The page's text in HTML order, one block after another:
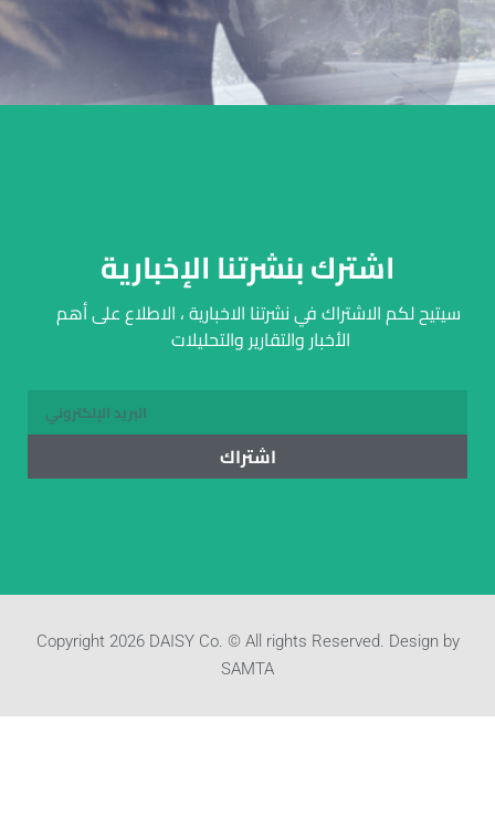
اشترك بنشرتنا الإخبارية
سيتيح لكم الاشتراك في نشرتنا الاخبارية ، الاطلاع على أهم
الأخبار والتقارير والتحليلات
اشتراك
Copyright 2026 DAISY Co. © All rights Reserved. Design by
SAMTA